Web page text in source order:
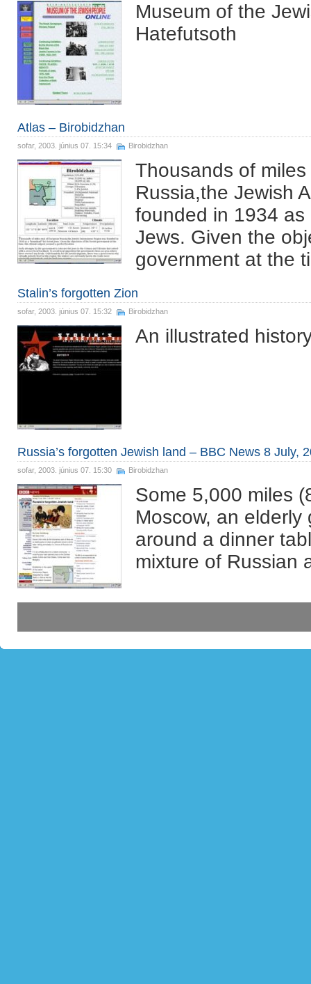
Museum of the
Hatefutsoth
Atlas – Birobidzhan
sofar, 2003. június 07. 15:34 Birobidzhan
Thousands of
Russia,the Jewish
founded in 1934 as
Jews. Given the
government at the
Stalin’s forgotten Zion
sofar, 2003. június 07. 15:32 Birobidzhan
An illustrated
Russia’s forgotten Jewish land – BBC News 8 July,
sofar, 2003. június 07. 15:30 Birobidzhan
Some 5,000 miles
Moscow, an
around a dinner
mixture of Russian